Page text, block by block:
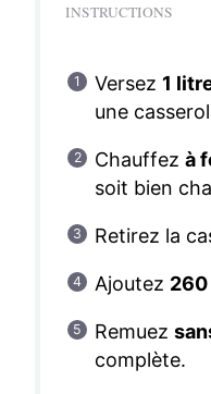
INSTRUCTIONS
Versez 1
une
Chauffez à
soit bien
Retirez la
Ajoutez 260
Remuez
complète.